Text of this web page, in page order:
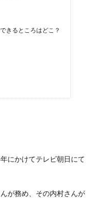
きるところはどこ？
にかけてテレビ朝日にて
が務め、その内村さんが